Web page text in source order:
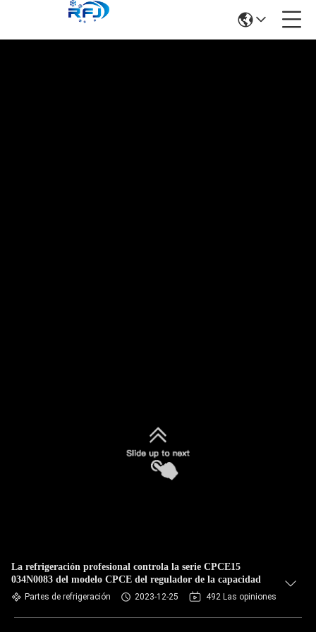
La refrigeración profesional controla la serie CPCE15
034N0083 del modelo CPCE del regulador de la capacidad
Partes de refrigeración 2023-12-25 492 Las opiniones